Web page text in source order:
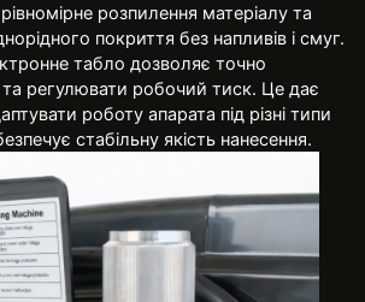
розпилення матеріалу та
покриття без напливів і смуг.
табло дозволяє точно
регулювати робочий тиск. Це дає
роботу апарата під різні типи
стабільну якість нанесення.